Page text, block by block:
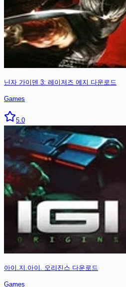
닌자 가이덴 3: 레이저즈 에지 다운로드
Games
5.0
아이.지.아이. 오리진스 다운로드
Games